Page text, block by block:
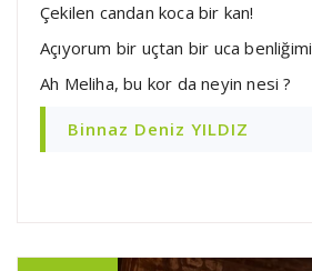
Çekilen candan koca bir kan!
Açıyorum bir uçtan bir uca benliğimi
Ah Meliha, bu kor da neyin nesi ?
Binnaz Deniz YILDIZ